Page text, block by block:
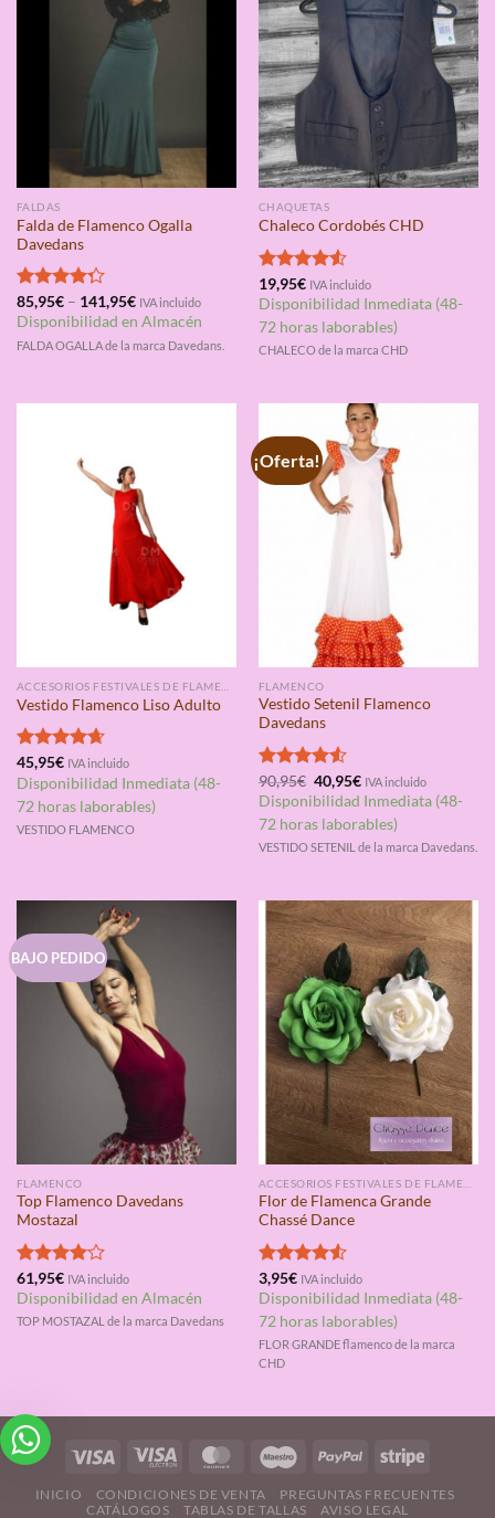
FALDAS
Falda de Flamenco Ogalla
Davedans
Valorado
con4.25
85,95€– 141,95€ IVA incluido
Disponibilidad en Almacén
FALDA OGALLA de la marca Davedans.
CHAQUETAS
Chaleco Cordobés CHD
Valorado
con4.50
de 5
19,95€ IVA incluido
Disponibilidad Inmediata (48-
72 horas laborables)
CHALECO de la marca CHD
Vestido Flamenco Liso Adulto
Valorado
con4.67
de 5
45,95€ IVA incluido
Disponibilidad Inmediata (48-
72 horas laborables)
VESTIDO FLAMENCO
¡Oferta!
FLAMENCO
Vestido Setenil Flamenco
Davedans
Valorado
con4.50
de 5
90,95€ El
precio
original
era:
40,95€El
precio
actual
es:
40,95€.
IVA incluido
Disponibilidad Inmediata (48-
72 horas laborables)
VESTIDO SETENIL de la marca Davedans.
BAJO PEDIDO
FLAMENCO
Top Flamenco Davedans
Mostazal
Valorado
con4.00
de 5
61,95€ IVA incluido
Disponibilidad en Almacén
TOP MOSTAZAL de la marca Davedans
Flor de Flamenca Grande
Chassé Dance
Valorado
con4.50
de 5
3,95€ IVA incluido
Disponibilidad Inmediata (48-
72 horas laborables)
FLOR GRANDE flamenco de la marca
CHD
INICIO CONDICIONES DE VENTA
PREGUNTAS FRECUENTES
CATÁLOGOS
TABLAS DE TALLAS
AVISO LEGAL